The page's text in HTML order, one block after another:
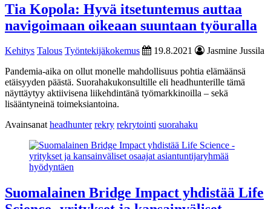
Tia Kopola: Hyvä itsetuntemus auttaa
navigoimaan oikeaan suuntaan työuralla
Kehitys Talous Työntekijäkokemus 19.8.2021
Jasmine Jussila
Pandemia-aika on ollut monelle mahdollisuus pohtia elämäänsä
etäisyyden päästä. Suorahakukonsultille eli headhunterille tämä
näyttäytyy aktiivisena liikehdintänä työmarkkinoilla – sekä
lisääntyneinä toimeksiantoina.
Avainsanatheadhunter rekry rekrytointi suorahaku
Suomalainen Bridge Impact yhdistää Life